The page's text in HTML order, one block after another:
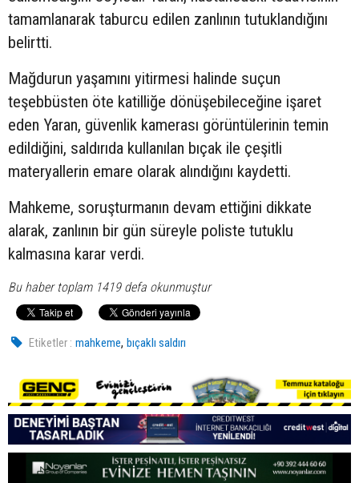
tamamlanarak taburcu edilen zanlının tutuklandığını
belirtti.
Mağdurun yaşamını yitirmesi halinde suçun
teşebbüsten öte katilliğe dönüşebileceğine işaret
eden Yaran, güvenlik kamerası görüntülerinin temin
edildiğini, saldırıda kullanılan bıçak ile çeşitli
materyallerin emare olarak alındığını kaydetti.
Mahkeme, soruşturmanın devam ettiğini dikkate
alarak, zanlının bir gün süreyle poliste tutuklu
kalmasına karar verdi.
Bu haber toplam 1419 defa okunmuştur
Etiketler : mahkeme,bıçaklı saldırı